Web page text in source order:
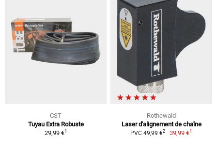
CST
Tuyau Extra Robuste
29,99 €1
Rothewald
Laser d'alignement de chaîne
PVC 49,99 €2 39,99 €1